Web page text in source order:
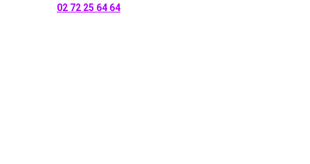
02 72 25 64 64